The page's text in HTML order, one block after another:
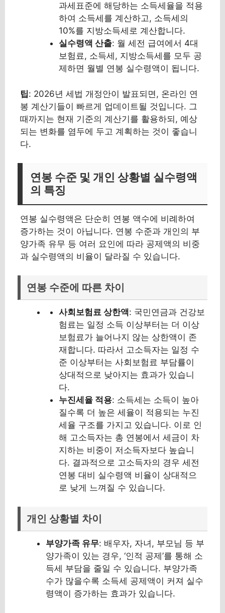
과세표준에 해당하는 소득세율을 적용
하여 소득세를 계산하고, 소득세의
10%를 지방소득세로 계산합니다.
실수령액 산출: 월 세전 급여에서 4대
보험료, 소득세, 지방소득세를 모두 공
제하면 월별 연봉 실수령액이 됩니다.
팁: 2026년 세법 개정안이 발표되면, 온라인 연
봉 계산기들이 빠르게 업데이트될 것입니다. 그
때까지는 현재 기준의 계산기를 활용하되, 예상
되는 변화를 염두에 두고 계획하는 것이 좋습니
다.
연봉 수준 및 개인 상황별 실수령액
의 특징
연봉 실수령액은 단순히 연봉 액수에 비례하여
증가하는 것이 아닙니다. 연봉 수준과 개인의 부
양가족 유무 등 여러 요인에 따라 공제액의 비중
과 실수령액의 비율이 달라질 수 있습니다.
연봉 수준에 따른 차이
사회보험료 상한액: 국민연금과 건강보
험료는 일정 소득 이상부터는 더 이상
보험료가 늘어나지 않는 상한액이 존
재합니다. 따라서 고소득자는 일정 수
준 이상부터는 사회보험료 부담률이
상대적으로 낮아지는 효과가 있습니
다.
누진세율 적용: 소득세는 소득이 높아
질수록 더 높은 세율이 적용되는 누진
세율 구조를 가지고 있습니다. 이로 인
해 고소득자는 총 연봉에서 세금이 차
지하는 비중이 저소득자보다 높습니
다. 결과적으로 고소득자의 경우 세전
연봉 대비 실수령액 비율이 상대적으
로 낮게 느껴질 수 있습니다.
개인 상황별 차이
부양가족 유무: 배우자, 자녀, 부모님 등 부
양가족이 있는 경우, ‘인적 공제’를 통해 소
득세 부담을 줄일 수 있습니다. 부양가족
수가 많을수록 소득세 공제액이 커져 실수
령액이 증가하는 효과가 있습니다.